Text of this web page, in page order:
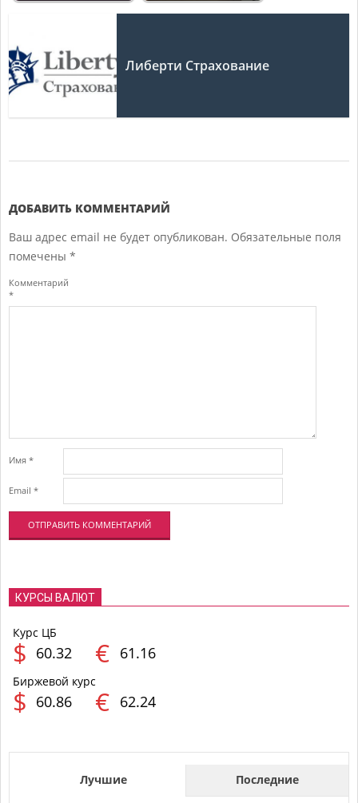
Либерти Страхование
19
ДОБАВИТЬ КОММЕНТАРИЙ
Ваш адрес email не будет опубликован. Обязательные поля
помечены *
Комментарий
*
Имя *
Email *
КУРСЫ ВАЛЮТ
Курс ЦБ
$ 60.32 € 61.16
Биржевой курс
$ 60.86 € 62.24
Лучшие Последние